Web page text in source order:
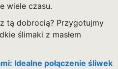
wiele czasu.
tą dobrocią? Przygotujmy
ślimaki z masłem
Idealne połączenie śliwek